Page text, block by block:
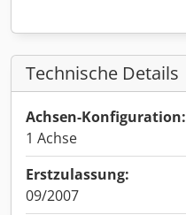
Technische Details
Achsen-Konfiguration:
1 Achse
Erstzulassung:
09/2007